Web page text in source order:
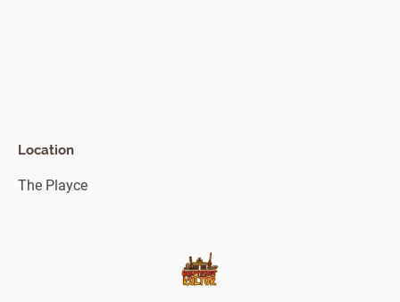
Location
The Playce